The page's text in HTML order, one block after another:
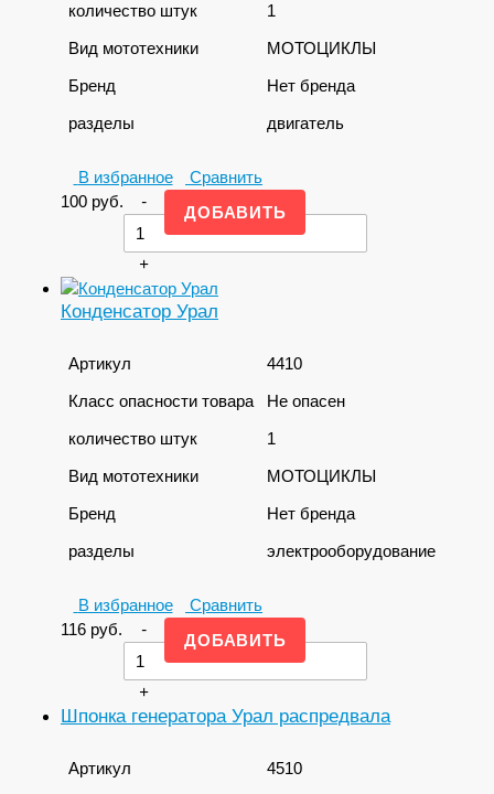
количество штук
1
Вид мототехники
МОТОЦИКЛЫ
Бренд
Нет бренда
разделы
двигатель
В избранное
Сравнить
100 руб. -
+
Конденсатор Урал
Артикул
4410
Класс опасности товара
Не опасен
количество штук
1
Вид мототехники
МОТОЦИКЛЫ
Бренд
Нет бренда
разделы
электрооборудование
В избранное
Сравнить
116 руб. -
+
Шпонка генератора Урал распредвала
Артикул
4510